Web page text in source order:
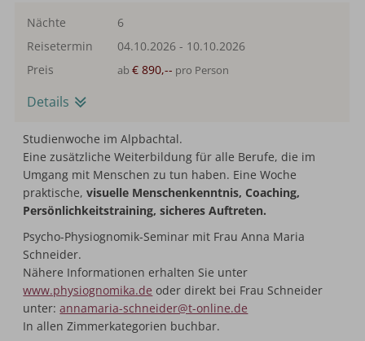
Nächte
6
Reisetermin
04.10.2026 - 10.10.2026
Preis
ab€ 890,-- pro Person
Details
Studienwoche im Alpbachtal.
Eine zusätzliche Weiterbildung für alle Berufe, die im
Umgang mit Menschen zu tun haben. Eine Woche
praktische,visuelle Menschenkenntnis, Coaching,
Persönlichkeitstraining, sicheres Auftreten.
Psycho-Physiognomik-Seminar mit Frau Anna Maria
Schneider.
Nähere Informationen erhalten Sie unter
www.physiognomika.de oder direkt bei Frau Schneider
unter:annamaria-schneider@t-online.de
In allen Zimmerkategorien buchbar.